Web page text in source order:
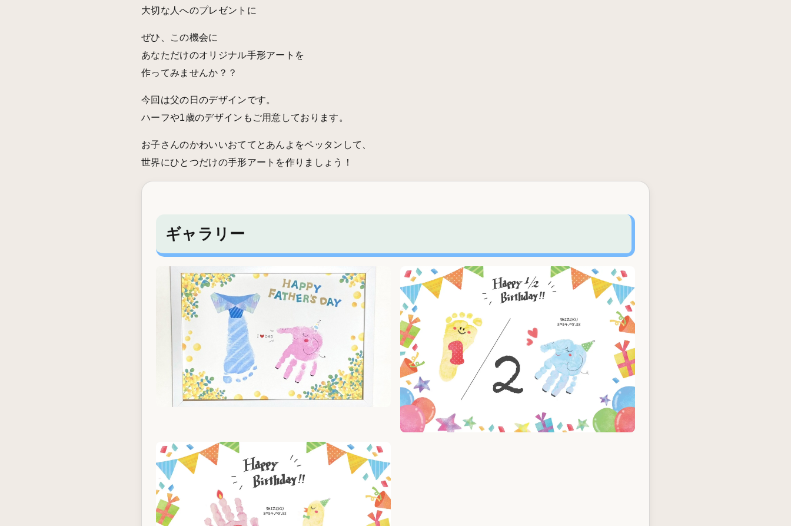
大切な人へのプレゼントに
ぜひ、この機会に
あなただけのオリジナル手形アートを
作ってみませんか？？
今回は父の日のデザインです。
ハーフや1歳のデザインもご用意しております。
お子さんのかわいいおててとあんよをペッタンして、
世界にひとつだけの手形アートを作りましょう！
ギャラリー